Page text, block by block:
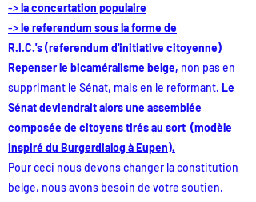
->la concertation populaire
->le referendum sous la forme de
R.I.C.'s(referendum d'initiative citoyenne)
Repenser le bicaméralisme belge, non pas en
supprimant le Sénat, mais en le reformant. Le
Sénat deviendrait alors une assemblée
composée de citoyens tirés au sort (modèle
inspiré du Burgerdialog à Eupen).
Pour ceci nous devons changer la constitution
belge, nous avons besoin de votre soutien.